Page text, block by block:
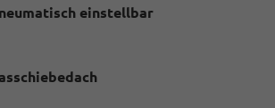
einstellbar